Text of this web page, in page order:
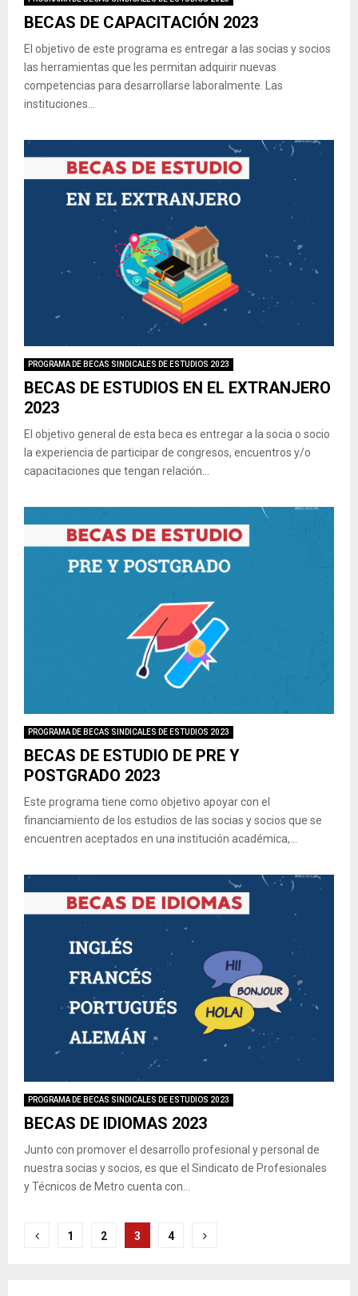
BECAS DE CAPACITACIÓN 2023
El objetivo de este programa es entregar a las socias y socios
las herramientas que les permitan adquirir nuevas
competencias para desarrollarse laboralmente. Las
instituciones...
PROGRAMA DE BECAS SINDICALES DE ESTUDIOS 2023
BECAS DE ESTUDIOS EN EL EXTRANJERO
2023
El objetivo general de esta beca es entregar a la socia o socio
la experiencia de participar de congresos, encuentros y/o
capacitaciones que tengan relación...
PROGRAMA DE BECAS SINDICALES DE ESTUDIOS 2023
BECAS DE ESTUDIO DE PRE Y
POSTGRADO 2023
Este programa tiene como objetivo apoyar con el
financiamiento de los estudios de las socias y socios que se
encuentren aceptados en una institución académica,...
PROGRAMA DE BECAS SINDICALES DE ESTUDIOS 2023
BECAS DE IDIOMAS 2023
Junto con promover el desarrollo profesional y personal de
nuestra socias y socios, es que el Sindicato de Profesionales
y Técnicos de Metro cuenta con...
Paginación
1 2 3 4